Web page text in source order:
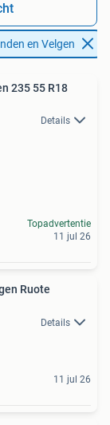
en Velgen
235 55 R18
Details
Topadvertentie
11 jul 26
Ruote
Details
11 jul 26